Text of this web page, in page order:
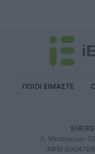
ΠΟΙΟΙ ΕΙΜΑΣΤΕ
Λ. Μεσογείων
ΑΦΜ